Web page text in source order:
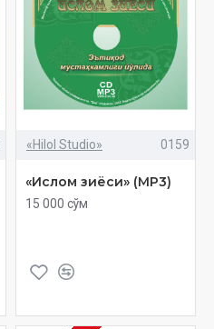
«Hilol Studio» 0159
«Ислом зиёси» (MP3)
15 000 сўм